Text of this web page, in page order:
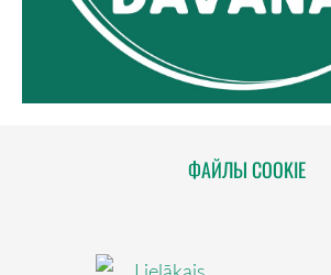
ФАЙЛЫ COOKIE